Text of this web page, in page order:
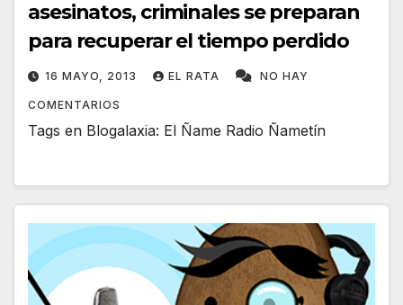
asesinatos, criminales se preparan
para recuperar el tiempo perdido
16 MAYO, 2013 EL RATA NO HAY
COMENTARIOS
Tags en Blogalaxia: El Ñame Radio Ñametín